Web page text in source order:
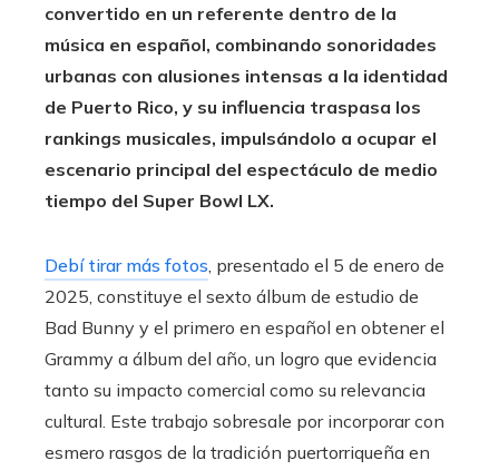
convertido en un referente dentro de la
música en español, combinando sonoridades
urbanas con alusiones intensas a la identidad
de Puerto Rico, y su influencia traspasa los
rankings musicales, impulsándolo a ocupar el
escenario principal del espectáculo de medio
tiempo del Super Bowl LX.
Debí tirar más fotos , presentado el 5 de enero de
2025, constituye el sexto álbum de estudio de
Bad Bunny y el primero en español en obtener el
Grammy a álbum del año, un logro que evidencia
tanto su impacto comercial como su relevancia
cultural. Este trabajo sobresale por incorporar con
esmero rasgos de la tradición puertorriqueña en